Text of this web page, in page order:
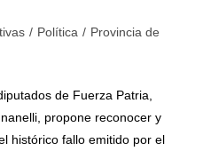
/ Política / Provincia de
de Fuerza Patria,
propone reconocer y
histórico fallo emitido por el